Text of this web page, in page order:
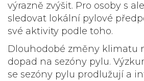
výrazně zvýšit. Pro osoby s
sledovat lokální pylové
své aktivity podle toho.
Dlouhodobé změny klimatu
dopad na sezóny pylu.
se sezóny pylu prodlužují a